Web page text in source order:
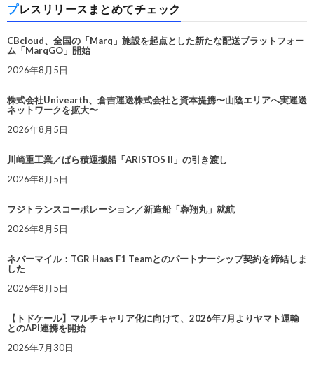
プレスリリースまとめてチェック
CBcloud、全国の「Marq」施設を起点とした新たな配送プラットフォー
ム「MarqGO」開始
2026年8月5日
株式会社Univearth、倉吉運送株式会社と資本提携〜山陰エリアへ実運送
ネットワークを拡大〜
2026年8月5日
川崎重工業／ばら積運搬船「ARISTOS II」の引き渡し
2026年8月5日
フジトランスコーポレーション／新造船「蓉翔丸」就航
2026年8月5日
ネバーマイル：TGR Haas F1 Teamとのパートナーシップ契約を締結しま
した
2026年8月5日
【トドケール】マルチキャリア化に向けて、2026年7月よりヤマト運輸
とのAPI連携を開始
2026年7月30日